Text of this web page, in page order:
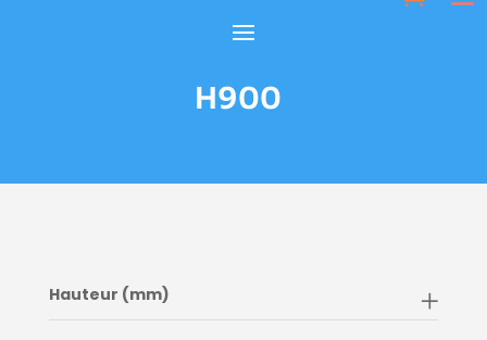
H900
Hauteur (mm)